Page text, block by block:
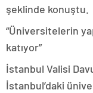
şeklinde konuştu.
“Üniversitelerin
katıyor”
İstanbul Valisi
İstanbul’daki